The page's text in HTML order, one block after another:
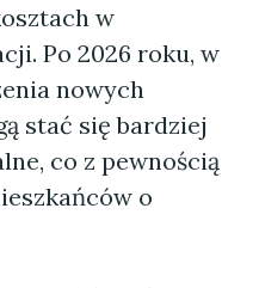
w
Po 2026 roku, w
nowych
stać się bardziej
co z pewnością
o